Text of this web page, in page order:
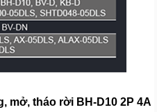
mở, tháo rời BH-D10 2P 4A